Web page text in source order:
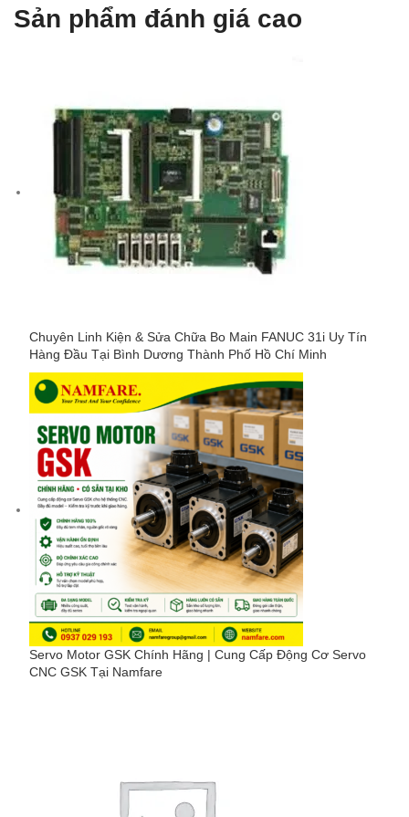
Sản phẩm đánh giá cao
Chuyên Linh Kiện & Sửa Chữa Bo Main FANUC 31i Uy Tín
Hàng Đầu Tại Bình Dương Thành Phố Hồ Chí Minh
Servo Motor GSK Chính Hãng | Cung Cấp Động Cơ Servo
CNC GSK Tại Namfare